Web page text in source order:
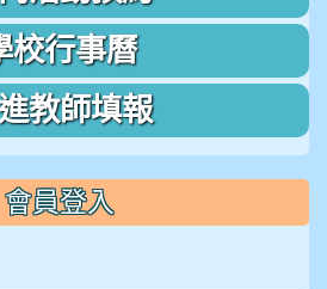
校行事曆
教師填報
會員登入